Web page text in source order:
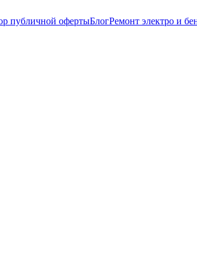
публичной офертыБлогРемонт электро и